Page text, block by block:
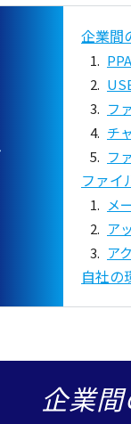
企業間
フ
チ
フ
ファイ
メ
ア
ア
自社の
企業